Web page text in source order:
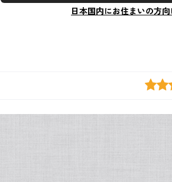
日本国内にお住まいの方向